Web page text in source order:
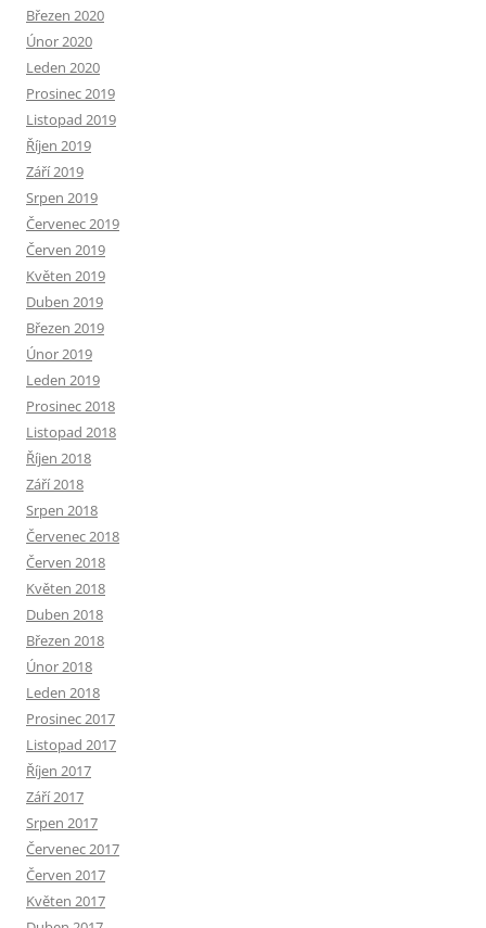
Březen 2020
Únor 2020
Leden 2020
Prosinec 2019
Listopad 2019
Říjen 2019
Září 2019
Srpen 2019
Červenec 2019
Červen 2019
Květen 2019
Duben 2019
Březen 2019
Únor 2019
Leden 2019
Prosinec 2018
Listopad 2018
Říjen 2018
Září 2018
Srpen 2018
Červenec 2018
Červen 2018
Květen 2018
Duben 2018
Březen 2018
Únor 2018
Leden 2018
Prosinec 2017
Listopad 2017
Říjen 2017
Září 2017
Srpen 2017
Červenec 2017
Červen 2017
Květen 2017